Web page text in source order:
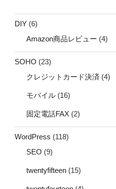
DIY (6)
Amazon商品レビュー (4)
SOHO (23)
クレジットカード決済 (4)
モバイル (16)
固定電話FAX (2)
WordPress (118)
SEO (9)
twentyfifteen (15)